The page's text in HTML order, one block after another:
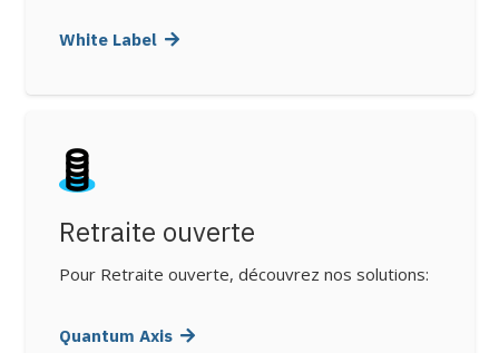
White Label
Retraite ouverte
Pour Retraite ouverte, découvrez nos solutions:
Quantum Axis